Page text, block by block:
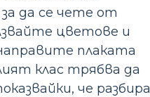
да се чете от
цветове и
плаката
клас трябва да
че разбира